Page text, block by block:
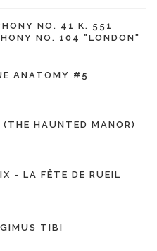
NO. 41 K. 551
NO. 104 "LONDON"
ANATOMY #5
HAUNTED MANOR)
- LA FÊTE DE RUEIL
TIBI